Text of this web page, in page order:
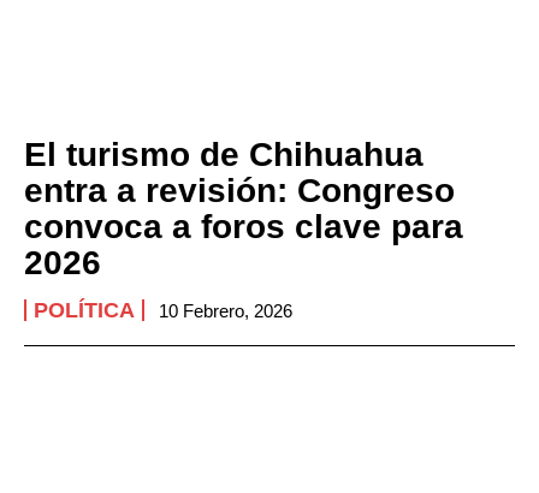
El turismo de Chihuahua
entra a revisión: Congreso
convoca a foros clave para
2026
POLÍTICA 10 Febrero, 2026